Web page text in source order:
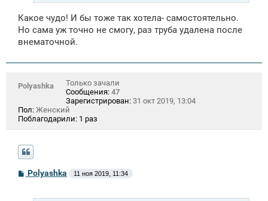
Какое чудо! И бы тоже так хотела- самостоятельно.
Но сама уж точно не смогу, раз труба удалена после
внематочной.
Polyashka
Только зачали
Сообщения: 47
Зарегистрирован: 31 окт 2019, 13:04
Пол: Женский
Поблагодарили: 1 раз
СPolyashka 11 ноя 2019, 11:34